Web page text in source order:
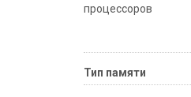
процессоров
Тип памяти